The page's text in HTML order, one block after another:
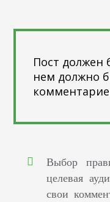
Пост должен
нем должно
Выбор
целевая
свои